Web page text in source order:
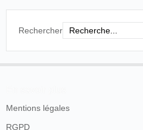
Rechercher
Mentions légales
RGPD